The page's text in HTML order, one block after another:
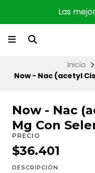
Las
Inicio
Now - Nac (acetyl
Now - Nac
Mg Con
PRECIO
$36.401
DESCRIPCIÓN